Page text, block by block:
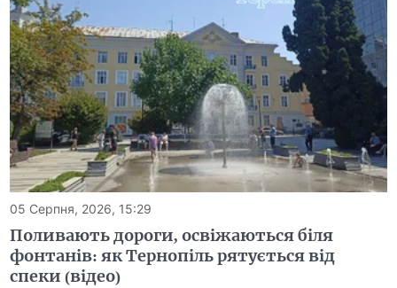
05 Серпня, 2026, 15:29
Поливають дороги, освіжаються біля
фонтанів: як Тернопіль рятується від
спеки (відео)